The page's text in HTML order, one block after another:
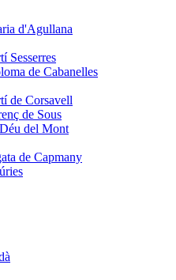
d'Agullana
Sesserres
de Cabanelles
de Corsavell
de Sous
del Mont
de Capmany